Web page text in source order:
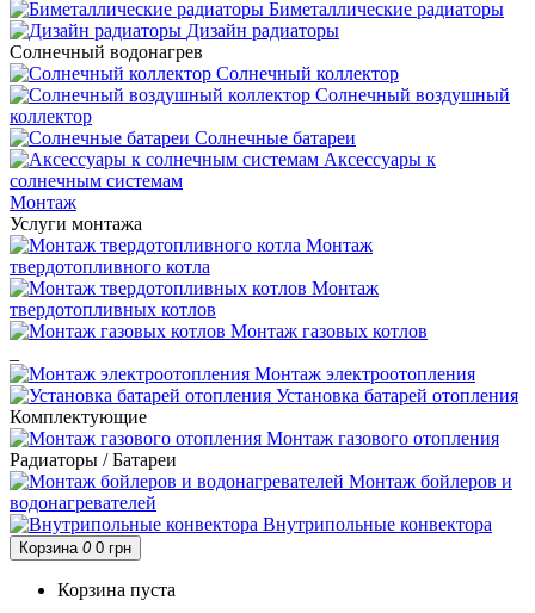
Биметаллические радиаторы
Дизайн радиаторы
Солнечный водонагрев
Солнечный коллектор
Солнечный воздушный
коллектор
Солнечные батареи
Аксессуары к
солнечным системам
Монтаж
Услуги монтажа
Монтаж
твердотопливного котла
Монтаж
твердотопливных котлов
Монтаж газовых котлов
Монтаж электроотопления
Установка батарей отопления
Комплектующие
Монтаж газового отопления
Радиаторы / Батареи
Монтаж бойлеров и
водонагревателей
Внутрипольные конвектора
Корзина 0 0 грн
Корзина пуста